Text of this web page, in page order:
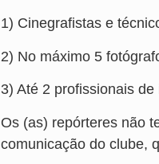
1) Cinegrafistas e
2) No máximo 5
3) Até 2 profissionais
Os (as) repórteres não
comunicação do clube,